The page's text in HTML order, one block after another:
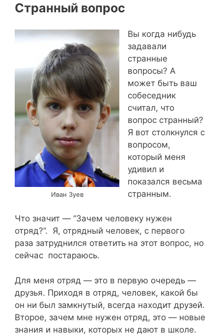
Странный вопрос
Иван Зуев
Вы когда нибудь
задавали
странные
вопросы? А
может быть ваш
собеседник
считал, что
вопрос странный?
Я вот столкнулся с
вопросом,
который меня
удивил и
показался весьма
странным.
Что значит — “Зачем человеку нужен
отряд?”. Я, отрядный человек, с первого
раза затруднился ответить на этот вопрос, но
сейчас постараюсь.
Для меня отряд — это в первую очередь —
друзья. Приходя в отряд, человек, какой бы
он ни был замкнутый, всегда находит друзей.
Второе, зачем мне нужен отряд, это — новые
знания и навыки, которых не дают в школе.